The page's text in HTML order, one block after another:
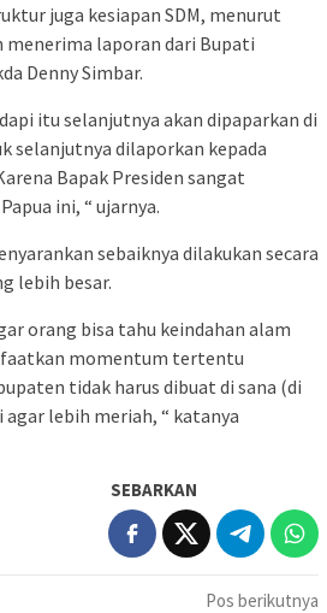
juga kesiapan SDM, menurut
laporan dari Bupati
Denny Simbar.
itu selanjutnya akan dipaparkan di
selanjutnya dilaporkan kepada
Bapak Presiden sangat
ini, “ ujarnya.
sebaiknya dilakukan secara
lebih besar.
orang bisa tahu keindahan alam
momentum tertentu
tidak harus dibuat di sana (di
lebih meriah, “ katanya
SEBARKAN
Pos berikutnya